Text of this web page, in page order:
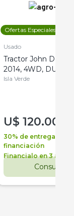
Ofertas Especiales
Usado
Tractor John Deere
2014, 4WD, DUAL
Isla Verde
U$ 120.000
30% de entrega +
financiación
Financialo en 3 años
Consultar